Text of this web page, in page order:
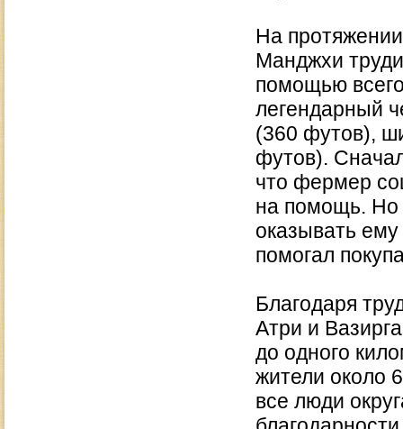
На
Манджхи
помощью
легендарный
(360 футов),
футов).
что фермер
на помощь. Но
оказывать
помогал
Благодаря
Атри и
до одного
жители около
все люди